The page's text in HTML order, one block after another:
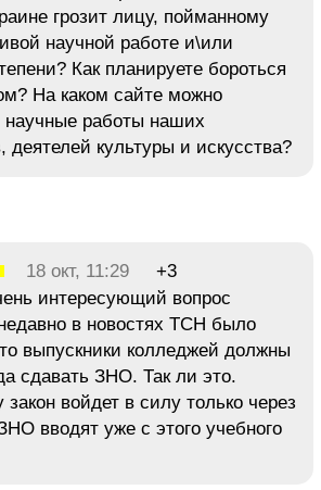
грозит лицу, пойманному
научной работе и\или
Как планируете бороться
На каком сайте можно
научные работы наших
деятелей культуры и искусства?
18 окт, 11:29
+3
интересующий вопрос
в новостях ТСН было
выпускники колледжей должны
сдавать ЗНО. Так ли это.
войдет в силу только через
вводят уже с этого учебного